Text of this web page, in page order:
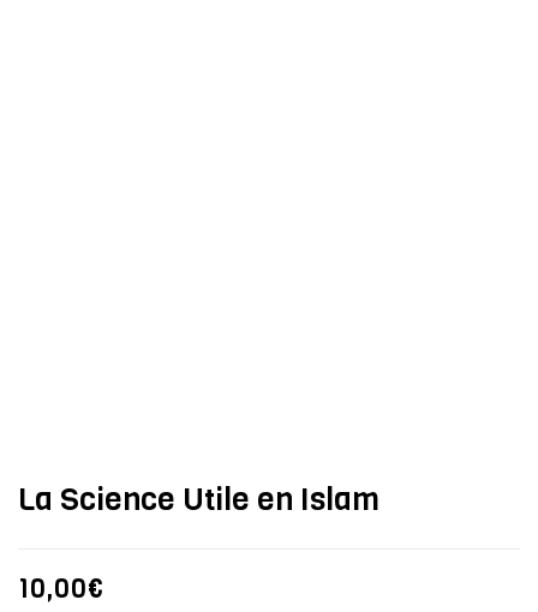
La Science Utile en Islam
10,00€